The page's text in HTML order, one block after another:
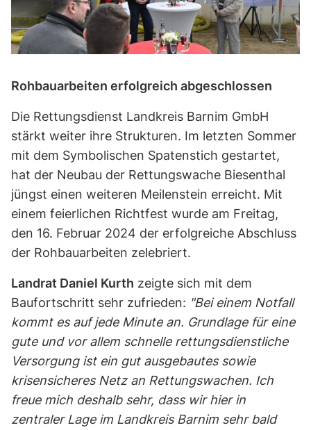
Rohbauarbeiten erfolgreich abgeschlossen
Die Rettungsdienst Landkreis Barnim GmbH
stärkt weiter ihre Strukturen. Im letzten Sommer
mit dem Symbolischen Spatenstich gestartet,
hat der Neubau der Rettungswache Biesenthal
jüngst einen weiteren Meilenstein erreicht. Mit
einem feierlichen Richtfest wurde am Freitag,
den 16. Februar 2024 der erfolgreiche Abschluss
der Rohbauarbeiten zelebriert.
Landrat Daniel Kurth zeigte sich mit dem
Baufortschritt sehr zufrieden: "Bei einem Notfall
kommt es auf jede Minute an. Grundlage für eine
gute und vor allem schnelle rettungsdienstliche
Versorgung ist ein gut ausgebautes sowie
krisensicheres Netz an Rettungswachen. Ich
freue mich deshalb sehr, dass wir hier in
zentraler Lage im Landkreis Barnim sehr bald